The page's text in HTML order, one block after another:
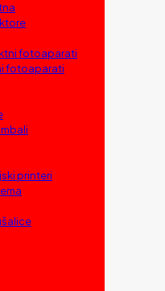
fotoaparati
fotoaparati
printeri